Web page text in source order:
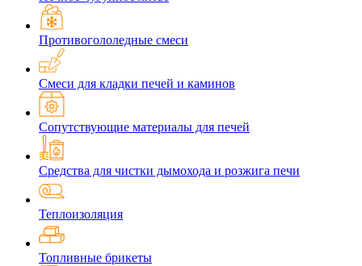
Противогололедные смеси
Смеси для кладки печей и каминов
Сопутствующие материалы для печей
Средства для чистки дымохода и розжига печи
Теплоизоляция
Топливные брикеты